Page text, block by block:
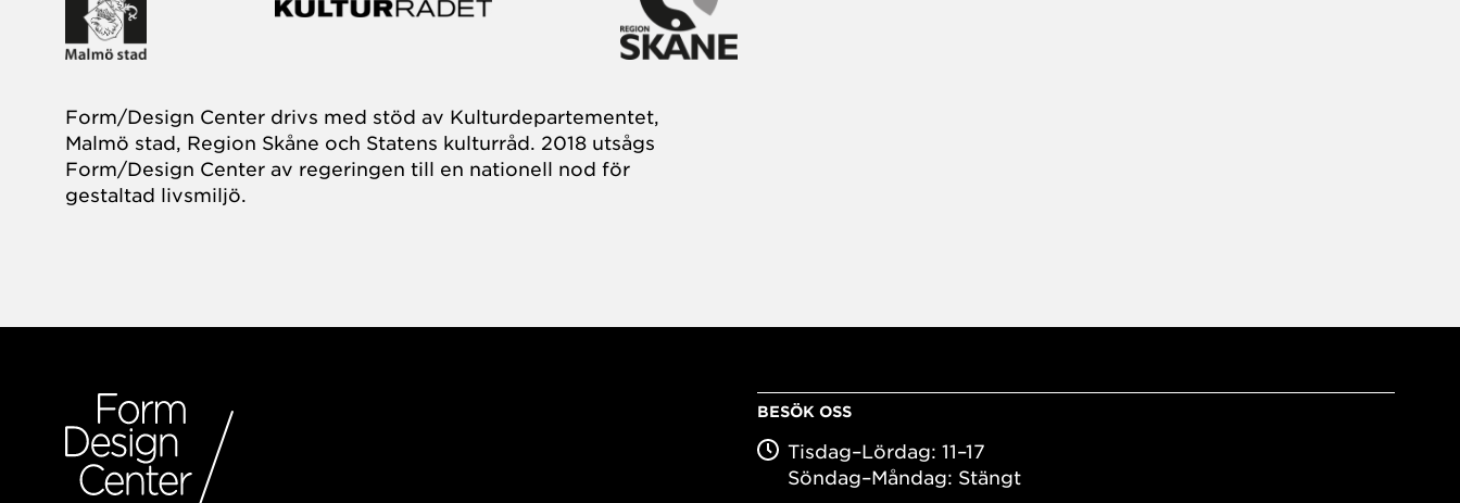
Form/Design Center drivs med stöd av Kulturdepartementet,
Malmö stad, Region Skåne och Statens kulturråd. 2018 utsågs
Form/Design Center av regeringen till en nationell nod för
gestaltad livsmiljö.
BESÖK OSS
Tisdag–Lördag: 11–17
Söndag–Måndag: Stängt